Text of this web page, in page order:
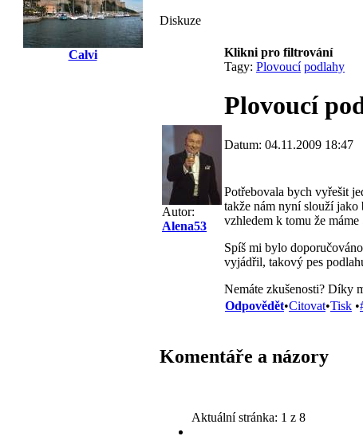
Calvi
Diskuze
Autor:
Alena53
Klikni pro filtrování
Tagy: Plovoucí podlahy
Plovoucí
Datum: 04.11.2009 18:47
Potřebovala bych vyřešit
takže nám nyní slouží
vzhledem k tomu že
Spíš mi bylo
vyjádřil, takový pes
Nemáte zkušenosti? Díky
Odpovědět•Citovat•Tisk •
Komentáře a názory
Aktuální stránka: 1 z 8